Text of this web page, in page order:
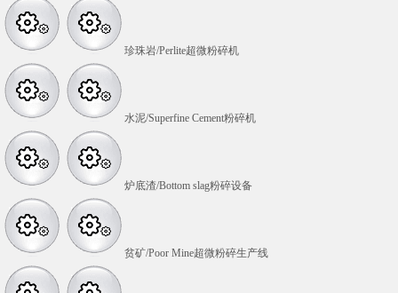
珍珠岩/Perlite超微粉碎机
水泥/Superfine Cement粉碎机
炉底渣/Bottom slag粉碎设备
贫矿/Poor Mine超微粉碎生产线